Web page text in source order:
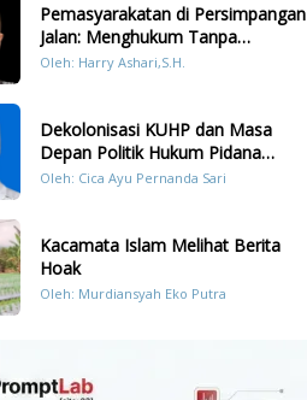
Pemasyarakatan di Persimpangan
Jalan: Menghukum Tanpa
Memulihkan?
Oleh: Harry Ashari,S.H.
Dekolonisasi KUHP dan Masa
Depan Politik Hukum Pidana
Indonesia
Oleh: Cica Ayu Pernanda Sari
Kacamata Islam Melihat Berita
Hoak
Oleh: Murdiansyah Eko Putra